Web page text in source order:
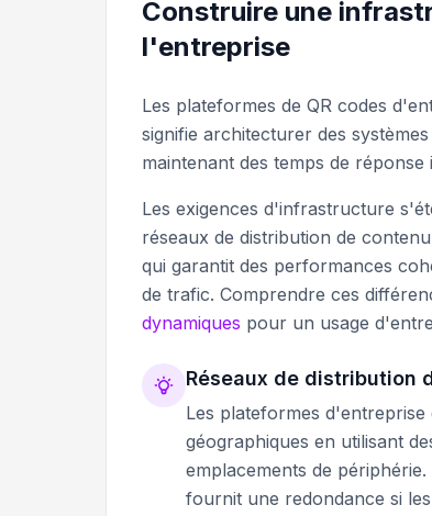
Construire une
l'entreprise
Les plateformes de QR codes
signifie architecturer des
maintenant des temps de
Les exigences d'infrastructure
réseaux de distribution de
qui garantit des performances
de trafic. Comprendre ces
dynamiques pour un usage
Réseaux de distribution
Les plateformes
géographiques en utilisant
emplacements de
fournit une redondance si